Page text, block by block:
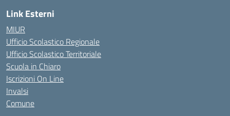
Link Esterni
MIUR
Ufficio Scolastico Regionale
Ufficio Scolastico Territoriale
Scuola in Chiaro
Iscrizioni On Line
Invalsi
Comune